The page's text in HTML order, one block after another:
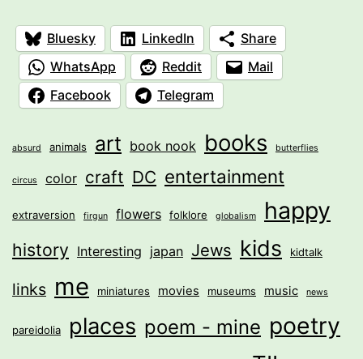
Bluesky LinkedIn
Share
WhatsApp
Reddit
Mail
Facebook
Telegram
absurd animals art book nook books butterflies
circus color craft DC entertainment
extraversion firgun flowers folklore globalism happy
history Interesting japan Jews kids kidtalk
links me miniatures movies museums music news
pareidolia places poem - mine poetry